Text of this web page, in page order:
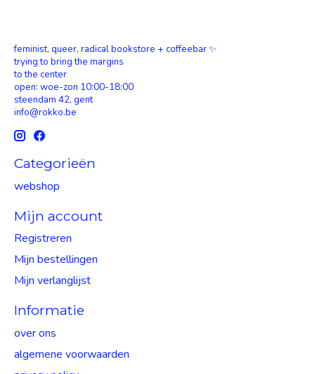
feminist, queer, radical bookstore + coffeebar ✨
trying to bring the margins
to the center
open: woe-zon 10:00-18:00
steendam 42, gent
info@rokko.be
Categorieën
webshop
Mijn account
Registreren
Mijn bestellingen
Mijn verlanglijst
Informatie
over ons
algemene voorwaarden